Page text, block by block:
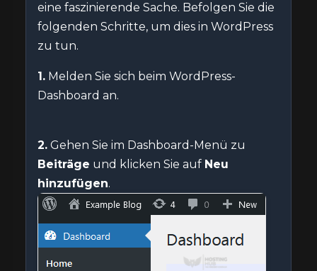
eine faszinierende Sache. Befolgen Sie die
folgenden Schritte, um dies in WordPress
zu tun.
1. Melden Sie sich beim WordPress-
Dashboard an.
2. Gehen Sie im Dashboard-Menü zu
Beiträge und klicken Sie auf Neu
hinzufügen.